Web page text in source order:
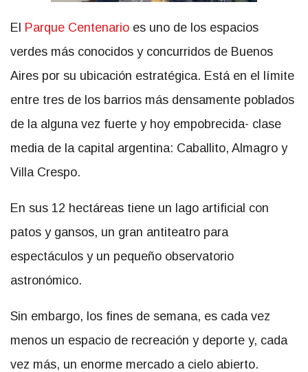
El Parque Centenario es uno de los espacios
verdes más conocidos y concurridos de Buenos
Aires por su ubicación estratégica. Está en el límite
entre tres de los barrios más densamente poblados
de la alguna vez fuerte y hoy empobrecida- clase
media de la capital argentina: Caballito, Almagro y
Villa Crespo.
En sus 12 hectáreas tiene un lago artificial con
patos y gansos, un gran antiteatro para
espectáculos y un pequeño observatorio
astronómico.
Sin embargo, los fines de semana, es cada vez
menos un espacio de recreación y deporte y, cada
vez más, un enorme mercado a cielo abierto.